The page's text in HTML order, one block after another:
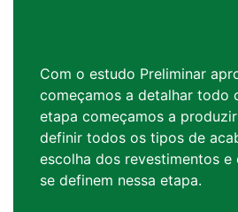
Com o estudo Preliminar
começamos a detalhar todo
etapa começamos a
definir todos os tipos de
escolha dos revestimentos
se definem nessa etapa.